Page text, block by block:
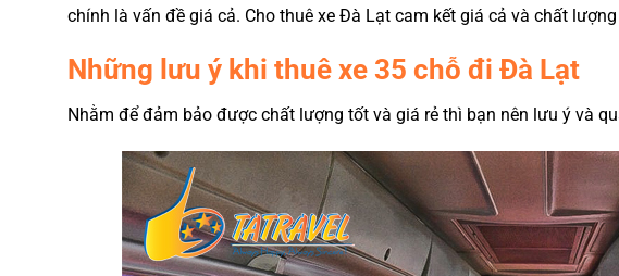
chính là vấn đề giá cả. Cho thuê xe Đà Lạt cam kết giá cả và chất
Những lưu ý khi thuê xe 35 chỗ đi Đà Lạt
Nhằm để đảm bảo được chất lượng tốt và giá rẻ thì bạn nên lưu ý và